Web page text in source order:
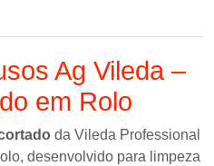
Ag Vileda –
em Rolo
da Vileda Professional
desenvolvido para limpeza